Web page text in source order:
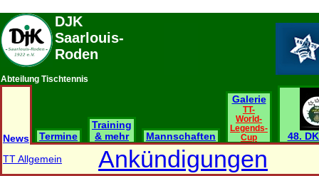
DJK
Saarlouis-
Roden
Abteilung Tischtennis
News Termine
Training
& mehr
Mannschaften
Galerie
TT-
World-
Legends-
Cup
48.
TT Allgemein
Ankündigungen